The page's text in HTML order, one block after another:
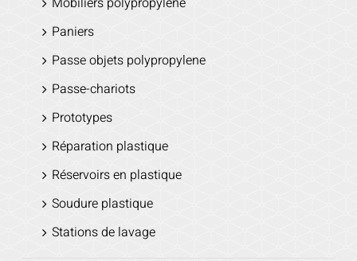
Paniers
Passe objets polypropylene
Passe-chariots
Prototypes
Réparation plastique
Réservoirs en plastique
Soudure plastique
Stations de lavage